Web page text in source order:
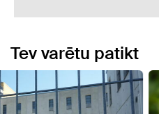
Tev varētu patikt